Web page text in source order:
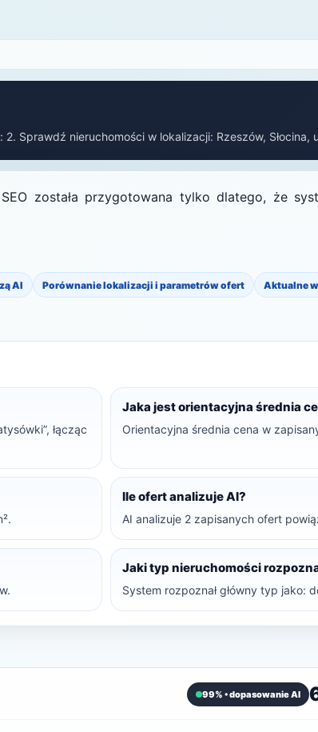
Sprawdź nieruchomości w lokalizacji: Rzeszów, Słocina,
została przygotowana tylko dlatego, że
AI Porównanie lokalizacji i parametrów ofert Aktualne
łącząc
Jaka jest orientacyjna średnia
Orientacyjna średnia cena w
Ile ofert analizuje AI?
AI analizuje 2 zapisanych ofert
Jaki typ nieruchomości
System rozpoznał główny typ jako:
99% • dopasowanie AI